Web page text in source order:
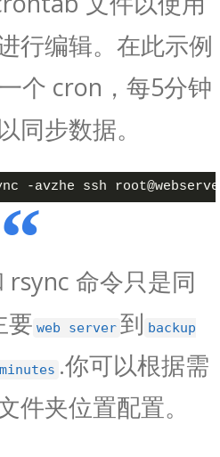
行编辑。在此示例
个 cron，每5分钟
同步数据。
命令只是同
要 web server 到 backup
.你可以根据需
件夹位置配置。